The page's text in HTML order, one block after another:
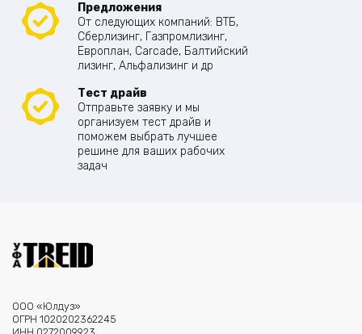
Предложения
От следующих компаний: ВТБ,
Сберлизинг, Газпромлизинг,
Европлан, Carcade, Балтийский
лизинг, Альфализинг и др
Тест драйв
Отправьте заявку и мы
организуем тест драйв и
поможем выбрать лучшее
решине для ваших рабочих
задач
ООО «Юлдуз»
ОГРН 1020202362245